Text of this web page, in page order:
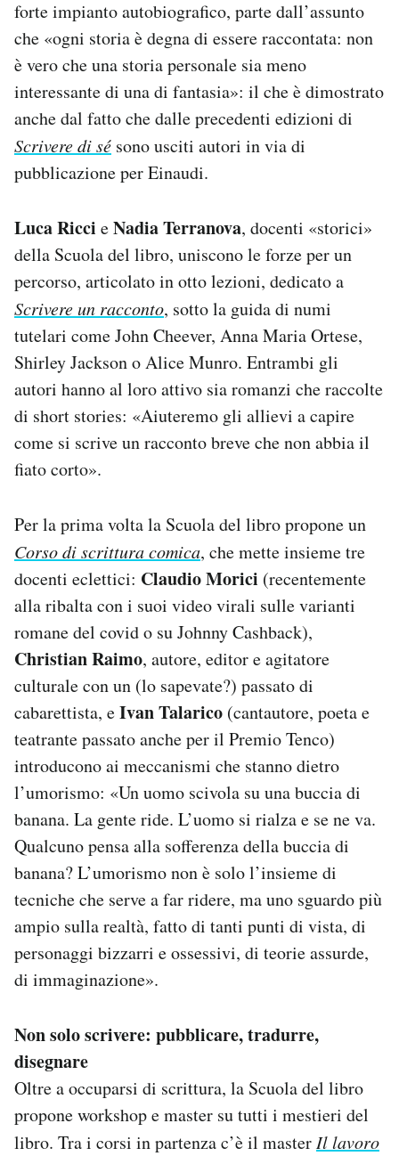
forte impianto autobiografico, parte dall’assunto
che «ogni storia è degna di essere raccontata: non
è vero che una storia personale sia meno
interessante di una di fantasia»: il che è dimostrato
anche dal fatto che dalle precedenti edizioni di
Scrivere di sé sono usciti autori in via di
pubblicazione per Einaudi.
Luca Ricci eNadia Terranova, docenti «storici»
della Scuola del libro, uniscono le forze per un
percorso, articolato in otto lezioni, dedicato a
Scrivere un racconto, sotto la guida di numi
tutelari come John Cheever, Anna Maria Ortese,
Shirley Jackson o Alice Munro. Entrambi gli
autori hanno al loro attivo sia romanzi che raccolte
di short stories: «Aiuteremo gli allievi a capire
come si scrive un racconto breve che non abbia il
fiato corto».
Per la prima volta la Scuola del libro propone un
Corso di scrittura comica, che mette insieme tre
docenti eclettici: Claudio Morici (recentemente
alla ribalta con i suoi video virali sulle varianti
romane del covid o su Johnny Cashback),
Christian Raimo, autore, editor e agitatore
culturale con un (lo sapevate?) passato di
cabarettista, eIvan Talarico (cantautore, poeta e
teatrante passato anche per il Premio Tenco)
introducono ai meccanismi che stanno dietro
l’umorismo: «Un uomo scivola su una buccia di
banana. La gente ride. L’uomo si rialza e se ne va.
Qualcuno pensa alla sofferenza della buccia di
banana? L’umorismo non è solo l’insieme di
tecniche che serve a far ridere, ma uno sguardo più
ampio sulla realtà, fatto di tanti punti di vista, di
personaggi bizzarri e ossessivi, di teorie assurde,
di immaginazione».
Non solo scrivere: pubblicare, tradurre,
disegnare
Oltre a occuparsi di scrittura, la Scuola del libro
propone workshop e master su tutti i mestieri del
libro. Tra i corsi in partenza c’è il masterIl lavoro